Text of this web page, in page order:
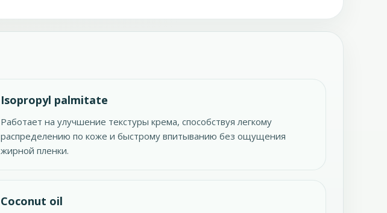
Isopropyl palmitate
Работает на улучшение текстуры крема, способствуя легкому
распределению по коже и быстрому впитыванию без ощущения
жирной пленки.
Coconut oil